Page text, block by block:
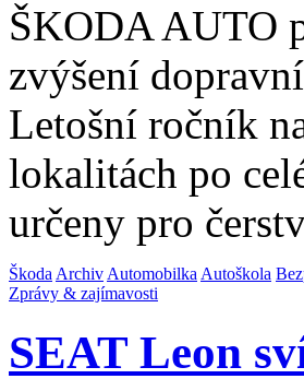
ŠKODA AUTO
zvýšení
Letošní ročník
lokalitách po
určeny pro
Škoda Archiv Automobilka Autoškola
Zprávy & zajímavosti
SEAT Leon